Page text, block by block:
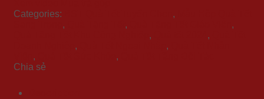
"Bách
Hoa
Categories:
,
, ,
,
, ,
, ,
, ,
Chia sẻ